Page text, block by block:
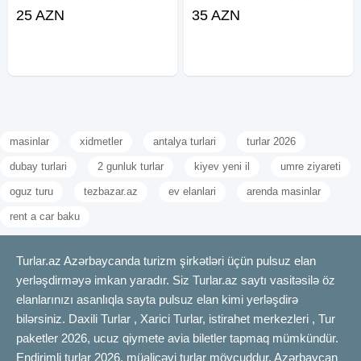
31 Avqust Qiymət: •Ekonom paket:
25 AZN
Komfortlu nəqliyyat - Pozitiv və
35 AZN
masinlar xidmetler antalya turlari turlar 2026
dubay turlari 2 gunluk turlar kiyev yeni il umre ziyareti
oguz turu tezbazar.az ev elanlari arenda masinlar
rent a car baku
Turlar.az Azərbaycanda turizm şirkətləri üçün pulsuz elan
yerləşdirməyə imkan yaradır. Siz Turlar.az saytı vasitəsilə öz
elanlarınızı asanlıqla sayta pulsuz elan kimi yerləşdirə
bilərsiniz. Daxili Turlar , Xarici Turlar, istirahet merkezleri , Tur
paketler 2026, ucuz qiymete avia biletler tapmaq mümkündür.
Endirimli turlar 2026, müalicəvi turlar mövcuddur. Azərbaycan